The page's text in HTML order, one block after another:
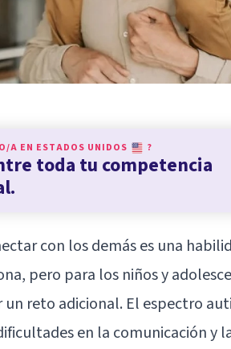
A EN ESTADOS UNIDOS ?
toda tu competencia
con los demás es una
pero para los niños y
un reto adicional. El espectro
en la comunicación y